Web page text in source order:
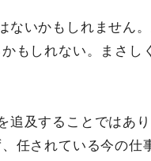
ないかもしれません
もしれない。まさし
追及することではあ
任されている今の